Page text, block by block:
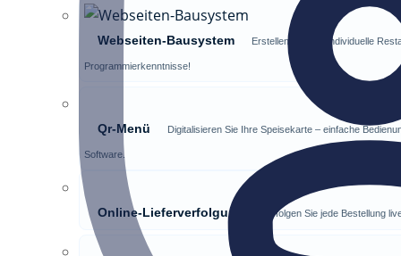
Webseiten-Bausystem Erstellen Sie Ihre individuelle
Programmierkenntnisse!
Qr-Menü Digitalisieren Sie Ihre Speisekarte – einfache
Software.
Online-Lieferverfolgung Verfolgen Sie jede Bestellung